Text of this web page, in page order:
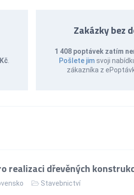
Zakázky bez
1 408 poptávek zatím
Pošlete jim svoji
zákazníka z
realizaci dřevěných
Stavebnictví